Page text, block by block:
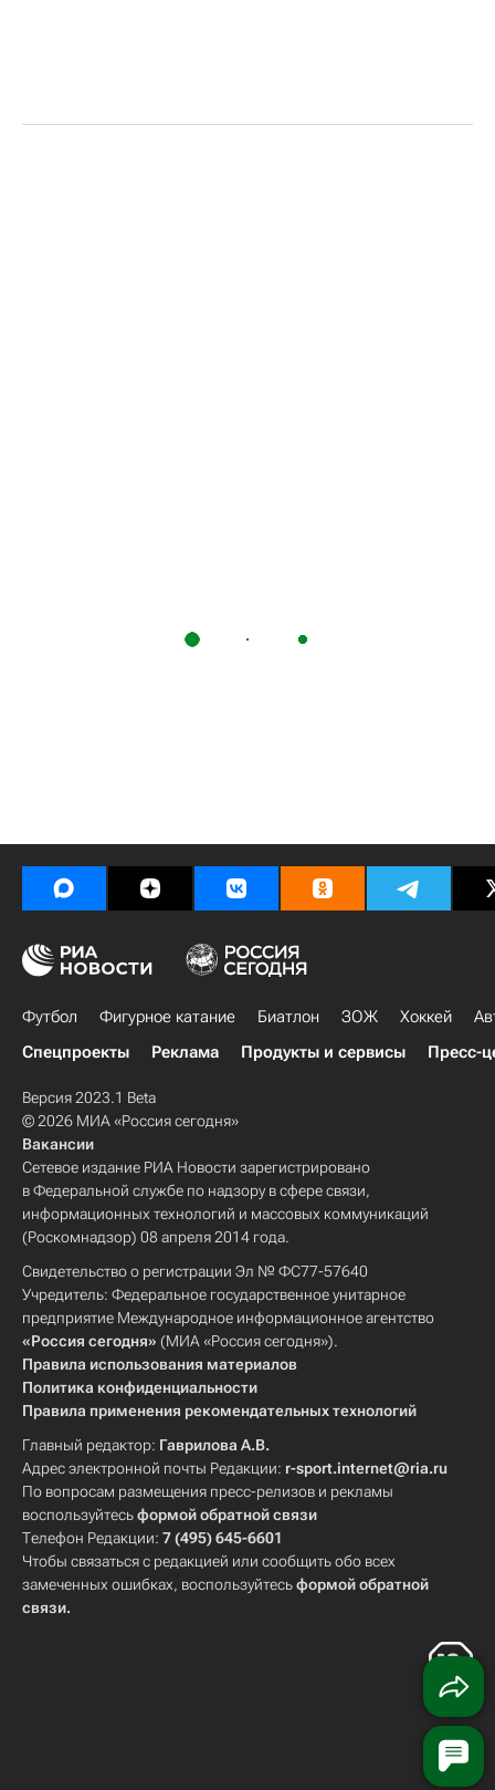
Футбол Фигурное катание Биатлон ЗОЖ Хоккей
Спецпроекты
Реклама Продукты и сервисы Пресс-
Версия 2023.1 Beta
© 2026 МИА «Россия сегодня»
Вакансии
Сетевое издание РИА Новости зарегистрировано
в Федеральной службе по надзору в сфере связи,
информационных технологий и массовых коммуникаций
(Роскомнадзор) 08 апреля 2014 года.
Свидетельство о регистрации Эл № ФС77-57640
Учредитель: Федеральное государственное унитарное
предприятие Международное информационное агентство
«Россия сегодня» (МИА «Россия сегодня»).
Правила использования материалов
Политика конфиденциальности
Правила применения рекомендательных технологий
Главный редактор: Гаврилова А.В.
Адрес электронной почты Редакции: r-sport.internet@ria.ru
По вопросам размещения пресс-релизов и рекламы
воспользуйтесьформой обратной связи
Телефон Редакции: 7 (495) 645-6601
Чтобы связаться с редакцией или сообщить обо всех
замеченных ошибках, воспользуйтесьформой обратной
связи.